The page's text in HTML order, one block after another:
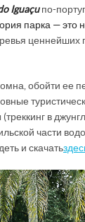
Iguaçuпо-
парка — это
обойти ее
в
части
и скачать